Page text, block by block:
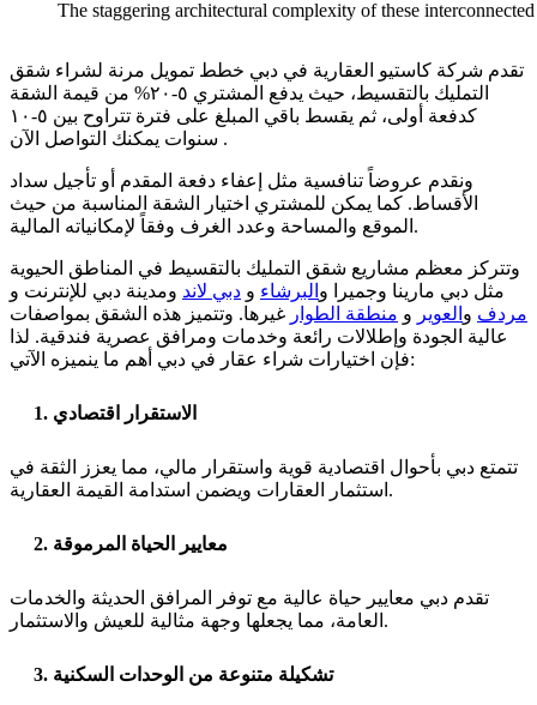
The staggering architectural complexity of these
تقدم شركة كاستيو العقارية في دبي خطط تمويل مرنة لشراء شقق
التمليك بالتقسيط، حيث يدفع المشتري ٥-٢٠% من قيمة الشقة
كدفعة أولى، ثم يقسط باقي المبلغ على فترة تتراوح بين ٥-١٠
سنوات يمكنك التواصل الآن .
ونقدم عروضاً تنافسية مثل إعفاء دفعة المقدم أو تأجيل سداد
الأقساط. كما يمكن للمشتري اختيار الشقة المناسبة من حيث
الموقع والمساحة وعدد الغرف وفقاً لإمكانياته المالية.
وتتركز معظم مشاريع شقق التمليك بالتقسيط في المناطق الحيوية
مثل دبي مارينا وجميرا و البرشاء و دبي لاند ومدينة دبي للإنترنت و
مردف و العوير و منطقة الطوار غيرها. وتتميز هذه الشقق بمواصفات
عالية الجودة وإطلالات رائعة وخدمات ومرافق عصرية فندقية. لذا
فإن اختيارات شراء عقار في دبي أهم ما ينميزه الآتي:
1. الاستقرار اقتصادي
تتمتع دبي بأحوال اقتصادية قوية واستقرار مالي، مما يعزز الثقة في
استثمار العقارات ويضمن استدامة القيمة العقارية.
2. معايير الحياة المرموقة
تقدم دبي معايير حياة عالية مع توفر المرافق الحديثة والخدمات
العامة، مما يجعلها وجهة مثالية للعيش والاستثمار.
3. تشكيلة متنوعة من الوحدات السكنية